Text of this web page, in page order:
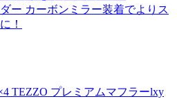
ー カーボンミラー装着でよりス
！
TEZZO プレミアムマフラーlxy